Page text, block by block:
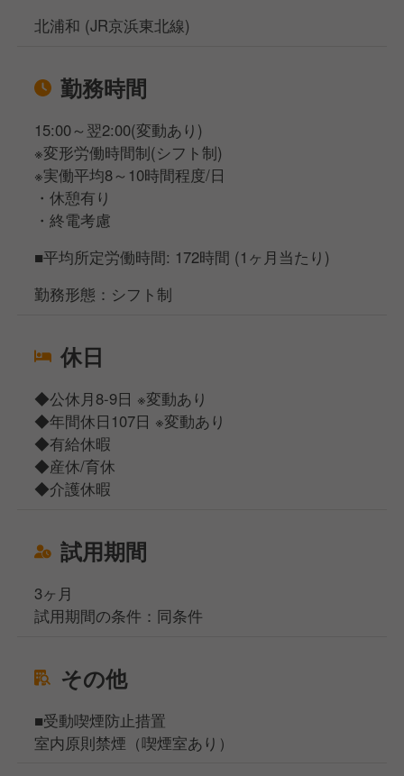
北浦和 (JR京浜東北線)
勤務時間
15:00～翌2:00(変動あり)
※変形労働時間制(シフト制)
※実働平均8～10時間程度/日
・休憩有り
・終電考慮
■平均所定労働時間: 172時間 (1ヶ月当たり)
勤務形態：シフト制
休日
◆公休月8-9日 ※変動あり
◆年間休日107日 ※変動あり
◆有給休暇
◆産休/育休
◆介護休暇
試用期間
3ヶ月
試用期間の条件：同条件
その他
■受動喫煙防止措置
室内原則禁煙（喫煙室あり）